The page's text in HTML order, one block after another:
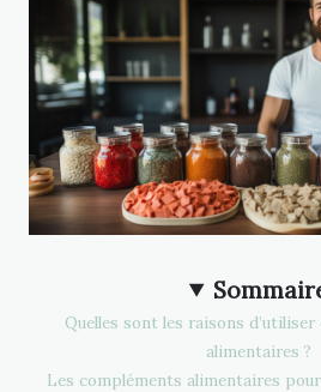
Quelles sont les raisons
alimentaires ?
Les compléments alimentaires